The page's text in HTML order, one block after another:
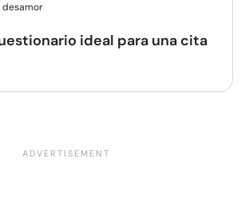
desamor
ideal para una cita